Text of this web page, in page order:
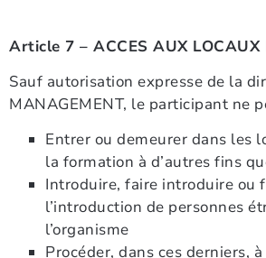
Article 7 – ACCES AUX LOCAUX
Sauf autorisation expresse de la
MANAGEMENT, le participant ne
Entrer ou demeurer dans les
la formation à d’autres fins
Introduire, faire introduire ou
l’introduction de personnes
l’organisme
Procéder, dans ces derniers,